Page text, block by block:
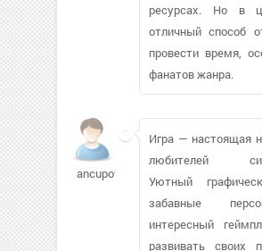
ресурсах. Но в
отличный способ
провести время,
фанатов жанра.
ancupov444100
Игра — настоящая
любителей
Уютный
забавные
интересный
развивать своих